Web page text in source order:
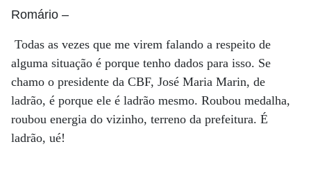
Romário –
Todas as vezes que me virem falando a respeito de
alguma situação é porque tenho dados para isso. Se
chamo o presidente da CBF, José Maria Marin, de
ladrão, é porque ele é ladrão mesmo. Roubou medalha,
roubou energia do vizinho, terreno da prefeitura. É
ladrão, ué!